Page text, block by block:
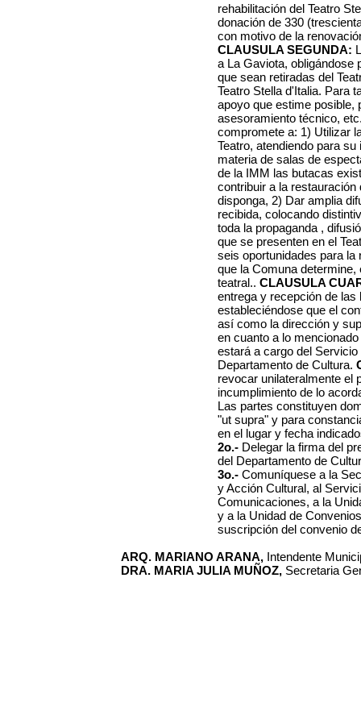
rehabilitación del Teatro
donación de 330
con motivo de la
CLAUSULA SEGUNDA:
a La Gaviota, obligándose
que sean retiradas del
Teatro Stella d'Italia. Para
apoyo que estime posible,
asesoramiento técnico,
compromete a: 1) Utilizar
Teatro, atendiendo para
materia de salas de
de la IMM las butacas
contribuir a la
disponga, 2) Dar amplia
recibida, colocando
toda la propaganda ,
que se presenten en el
seis oportunidades para
que la Comuna
teatral.. CLAUSULA
entrega y recepción de
estableciéndose que el
así como la dirección y
en cuanto a lo
estará a cargo del
Departamento de Cultura.
revocar unilateralmente el
incumplimiento de lo
Las partes constituyen
"ut supra" y para
en el lugar y fecha
2o.- Delegar la firma del
del Departamento de
3o.- Comuníquese a la
y Acción Cultural, al
Comunicaciones, a la
y a la Unidad de
suscripción del convenio
ARQ. MARIANO ARANA, Intendente
DRA. MARIA JULIA MUÑOZ, Secretaria